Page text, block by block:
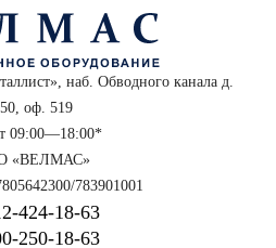
наб. Обводного канала д.
оф. 519
09:00—18:00*
«ВЕЛМАС»
783901001